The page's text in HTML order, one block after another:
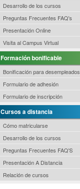
Desarrollo de los cursos
Preguntas Frecuentes FAQ's
Presentación Online
Visita al Campus Virtual
Formación bonificable
Bonificación para desempleados
Formulario de adhesión
Formulario de inscripción
Cursos a distancia
Cómo matricularse
Desarrollo de los cursos
Preguntas Frecuentes FAQ'S
Presentación A Distancia
Relación de cursos